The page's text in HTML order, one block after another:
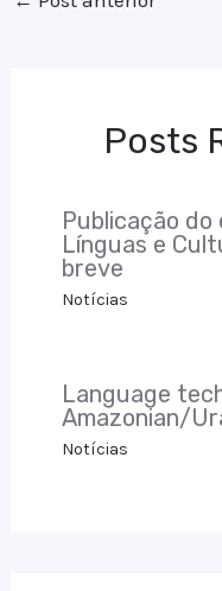
Posts
Publicação
Línguas e
breve
Notícias
Language
Amazonian/
Notícias